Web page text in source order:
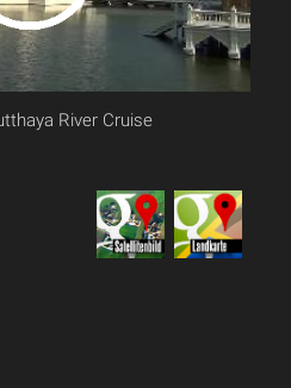
River Cruise